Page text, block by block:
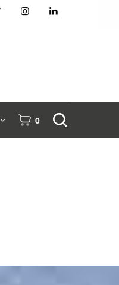
0